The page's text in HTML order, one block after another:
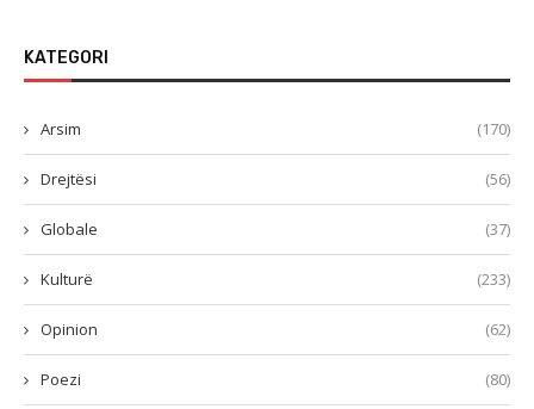
KATEGORI
Arsim (170)
Drejtësi (56)
Globale (37)
Kulturë (233)
Opinion (62)
Poezi (80)